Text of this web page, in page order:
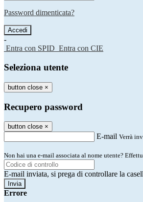
Password dimenticata?
-
Entra con SPID Entra con CIE
Seleziona utente
button close ×
Recupero password
button close ×
E-mail Verrà
Non hai una e-mail associata al nome utente?
E-mail inviata, si prega di controllare la
Errore